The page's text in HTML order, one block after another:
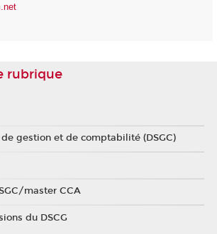
rubrique
gestion et de comptabilité (DSGC)
master CCA
du DSCG